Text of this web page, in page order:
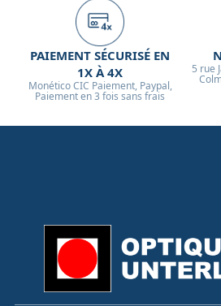
PAIEMENT SÉCURISÉ EN
1X À 4X
Monético CIC Paiement, Paypal,
Paiement en 3 fois sans frais
5 rue